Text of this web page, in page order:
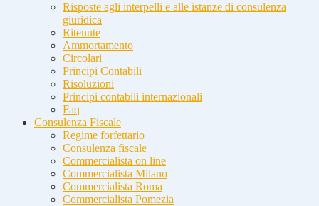
Risposte agli interpelli e alle istanze di consulenza
giuridica
Ritenute
Ammortamento
Circolari
Principi Contabili
Risoluzioni
Principi contabili internazionali
Faq
Consulenza Fiscale
Regime forfettario
Consulenza fiscale
Commercialista on line
Commercialista Milano
Commercialista Roma
Commercialista Pomezia